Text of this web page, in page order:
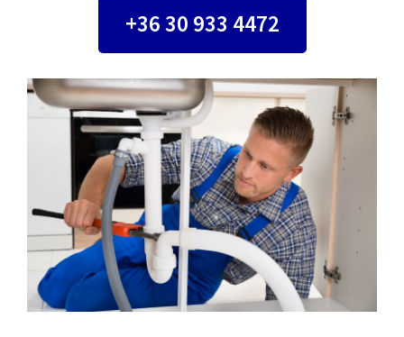
+36 30 933 4472